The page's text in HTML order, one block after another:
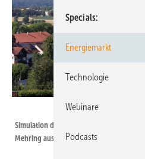
Simulation des Windparks Altötting aus
Mehring aus
Specials
Energiemarkt
Technologie
Webinare
Podcasts